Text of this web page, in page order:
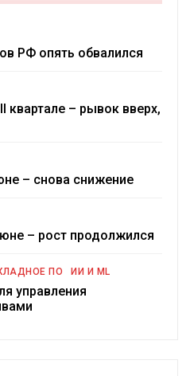
РФ опять обвалился
квартале – рывок вверх,
– снова снижение
– рост продолжился
ПО ИИ И ML
управления